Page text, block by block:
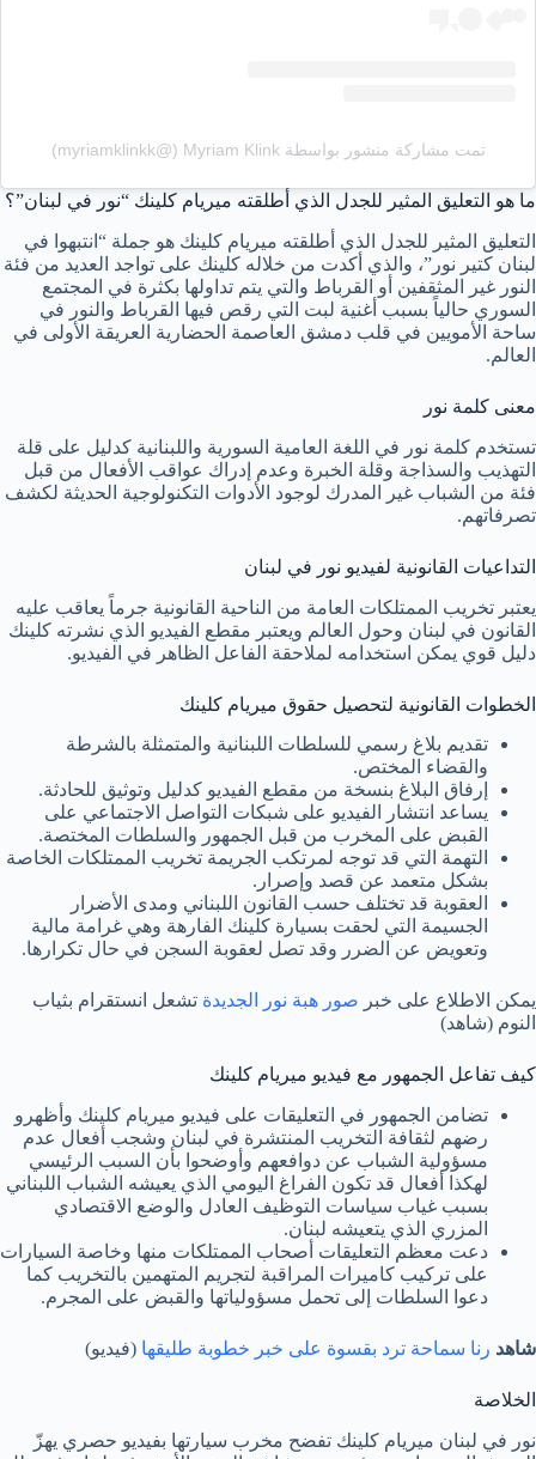
تمت مشاركة منشور بواسطة ‏‎Myriam Klink‎‏ (@‏‎myriamklinkk‎‏)
ما هو التعليق المثير للجدل الذي أطلقته ميريام كلينك “نور في لبنان”؟
التعليق المثير للجدل الذي أطلقته ميريام كلينك هو جملة “انتبهوا في
لبنان كتير نور”، والذي أكدت من خلاله كلينك على تواجد العديد من فئة
النور غير المثقفين أو القرباط والتي يتم تداولها بكثرة في المجتمع
السوري حالياً بسبب أغنية لبت التي رقص فيها القرباط والنور في
ساحة الأمويين في قلب دمشق العاصمة الحضارية العريقة الأولى في
العالم.
معنى كلمة نور
تستخدم كلمة نور في اللغة العامية السورية واللبنانية كدليل على قلة
التهذيب والسذاجة وقلة الخبرة وعدم إدراك عواقب الأفعال من قبل
فئة من الشباب غير المدرك لوجود الأدوات التكنولوجية الحديثة لكشف
تصرفاتهم.
التداعيات القانونية لفيديو نور في لبنان
يعتبر تخريب الممتلكات العامة من الناحية القانونية جرماً يعاقب عليه
القانون في لبنان وحول العالم ويعتبر مقطع الفيديو الذي نشرته كلينك
دليل قوي يمكن استخدامه لملاحقة الفاعل الظاهر في الفيديو.
الخطوات القانونية لتحصيل حقوق ميريام كلينك
تقديم بلاغ رسمي للسلطات اللبنانية والمتمثلة بالشرطة
والقضاء المختص.
إرفاق البلاغ بنسخة من مقطع الفيديو كدليل وتوثيق للحادثة.
يساعد انتشار الفيديو على شبكات التواصل الاجتماعي على
القبض على المخرب من قبل الجمهور والسلطات المختصة.
التهمة التي قد توجه لمرتكب الجريمة تخريب الممتلكات الخاصة
بشكل متعمد عن قصد وإصرار.
العقوبة قد تختلف حسب القانون اللبناني ومدى الأضرار
الجسيمة التي لحقت بسيارة كلينك الفارهة وهي غرامة مالية
وتعويض عن الضرر وقد تصل لعقوبة السجن في حال تكرارها.
يمكن الاطلاع على خبر صور هبة نور الجديدة تشعل انستقرام بثياب
النوم (شاهد)
كيف تفاعل الجمهور مع فيديو ميريام كلينك
تضامن الجمهور في التعليقات على فيديو ميريام كلينك وأظهرو
رضهم لثقافة التخريب المنتشرة في لبنان وشجب أفعال عدم
مسؤولية الشباب عن دوافعهم وأوضحوا بأن السبب الرئيسي
لهكذا أفعال قد تكون الفراغ اليومي الذي يعيشه الشباب اللبناني
بسبب غياب سياسات التوظيف العادل والوضع الاقتصادي
المزري الذي يتعيشه لبنان.
دعت معظم التعليقات أصحاب الممتلكات منها وخاصة السيارات
على تركيب كاميرات المراقبة لتجريم المتهمين بالتخريب كما
دعوا السلطات إلى تحمل مسؤولياتها والقبض على المجرم.
شاهد رنا سماحة ترد بقسوة على خبر خطوبة طليقها (فيديو)
الخلاصة
نور في لبنان ميريام كلينك تفضح مخرب سيارتها بفيديو حصري يهزّ